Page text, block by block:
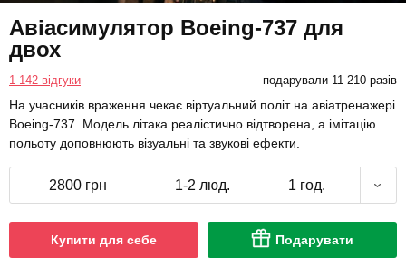
Авіасимулятор Boeing-737 для
двох
1 142 відгуки подарували 11 210 разів
На учасників враження чекає віртуальний політ на авіатренажері
Boeing-737. Модель літака реалістично відтворена, а імітацію
польоту доповнюють візуальні та звукові ефекти.
2800 грн 1-2 люд. 1 год.
Купити для себе Подарувати